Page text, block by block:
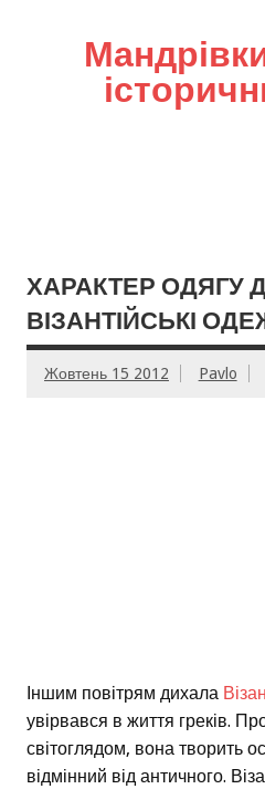
ХАРАКТЕР ОДЯГУ
ВІЗАНТІЙСЬКІ
Жовтень 15 2012 Pavlo
Іншим повітрям дихала
увірвався в життя греків.
світоглядом, вона творить
відмінний від античного.